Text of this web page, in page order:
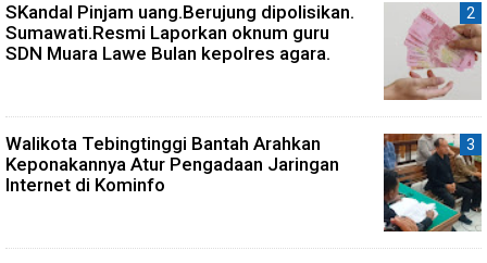
SKandal Pinjam uang.Berujung dipolisikan.
Sumawati.Resmi Laporkan oknum guru
SDN Muara Lawe Bulan kepolres agara.
Walikota Tebingtinggi Bantah Arahkan
Keponakannya Atur Pengadaan Jaringan
Internet di Kominfo